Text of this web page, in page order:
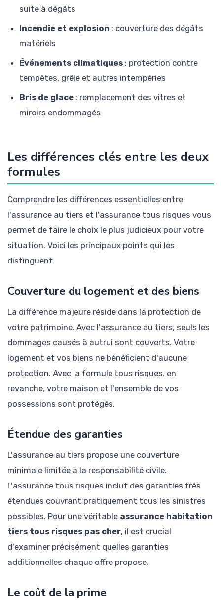
suite à dégâts
Incendie et explosion : couverture des dégâts
matériels
Événements climatiques : protection contre
tempêtes, grêle et autres intempéries
Bris de glace : remplacement des vitres et
miroirs endommagés
Les différences clés entre les deux
formules
Comprendre les différences essentielles entre
l'assurance au tiers et l'assurance tous risques vous
permet de faire le choix le plus judicieux pour votre
situation. Voici les principaux points qui les
distinguent.
Couverture du logement et des biens
La différence majeure réside dans la protection de
votre patrimoine. Avec l'assurance au tiers, seuls les
dommages causés à autrui sont couverts. Votre
logement et vos biens ne bénéficient d'aucune
protection. Avec la formule tous risques, en
revanche, votre maison et l'ensemble de vos
possessions sont protégés.
Étendue des garanties
L'assurance au tiers propose une couverture
minimale limitée à la responsabilité civile.
L'assurance tous risques inclut des garanties très
étendues couvrant pratiquement tous les sinistres
possibles. Pour une véritable assurance habitation
tiers tous risques pas cher, il est crucial
d'examiner précisément quelles garanties
additionnelles chaque offre propose.
Le coût de la prime